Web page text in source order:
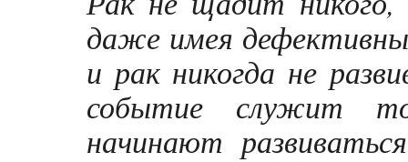
даже имея
и рак никогда не
событие служит
начинают